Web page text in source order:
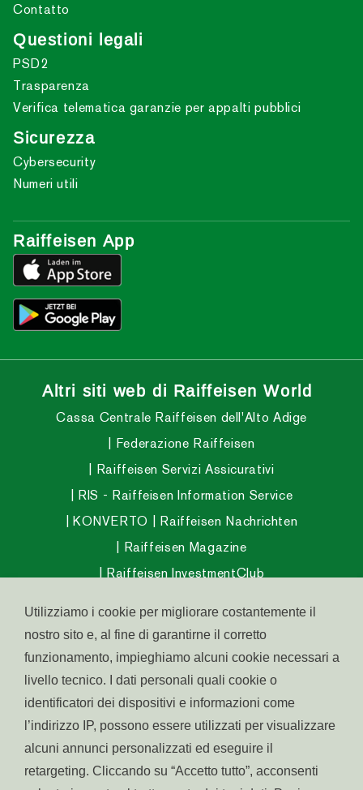
Contatto
Questioni legali
PSD2
Trasparenza
Verifica telematica garanzie per appalti pubblici
Sicurezza
Cybersecurity
Numeri utili
Raiffeisen App
Altri siti web di Raiffeisen World
Cassa Centrale Raiffeisen dell'Alto Adige
Federazione Raiffeisen
Raiffeisen Servizi Assicurativi
RIS - Raiffeisen Information Service
KONVERTO
Raiffeisen Nachrichten
Raiffeisen Magazine
Raiffeisen InvestmentClub
Abitare in Alto Adige
Raiffeisen Südtirol IPS
© raiffeisen.it
Part. IVA:
Accessibilità
Utilizziamo i cookie per migliorare costantemente il
nostro sito e, al fine di garantirne il corretto
funzionamento, impieghiamo alcuni cookie necessari a
livello tecnico. I dati personali quali cookie o
identificatori dei dispositivi e informazioni come
l’indirizzo IP, possono essere utilizzati per visualizzare
alcuni annunci personalizzati ed eseguire il
retargeting. Cliccando su “Accetto tutto”, acconsenti